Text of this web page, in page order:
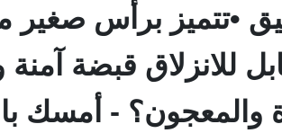
•تتميز برأس صغير
للانزلاق قبضة
والمعجون؟ - أمسك